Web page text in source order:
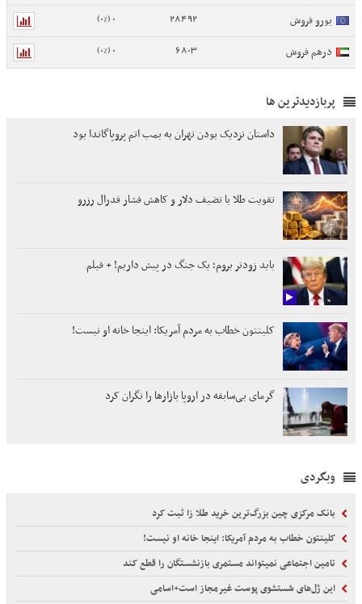
یورو فروش 28492
0 (0%)
درهم فروش 6803
0 (0%)
پربازدیدترین ها
داستان نزدیک بودن تهران به بمب اتم پروپاگاندا بود
تقویت طلا با تضیف دلار و کاهش فشار فدرال رزرو
باید زودتر بروم؛ یک جنگ در پیش داریم! + فیلم
کلینتون خطاب به مردم آمریکا: اینجا خانه او نیست!
گرمای بی‌سابقه در اروپا بازارها را نگران کرد
وبگردی
بانک مرکزی چین بزرگ‌ترین خرید طلا زا ثبت کرد
کلینتون خطاب به مردم آمریکا: اینجا خانه او نیست!
تامین اجتماعی نمیتواند مستمری بازنشستگان را قطع کند
این ژل‌های شستشوی پوست غیرمجاز است+اسامی